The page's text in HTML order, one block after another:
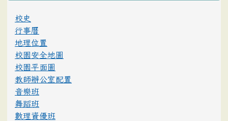
校史
行事曆
地理位置
校園安全地圖
校園平面圖
教師辦公室配置
音樂班
舞蹈班
數理資優班